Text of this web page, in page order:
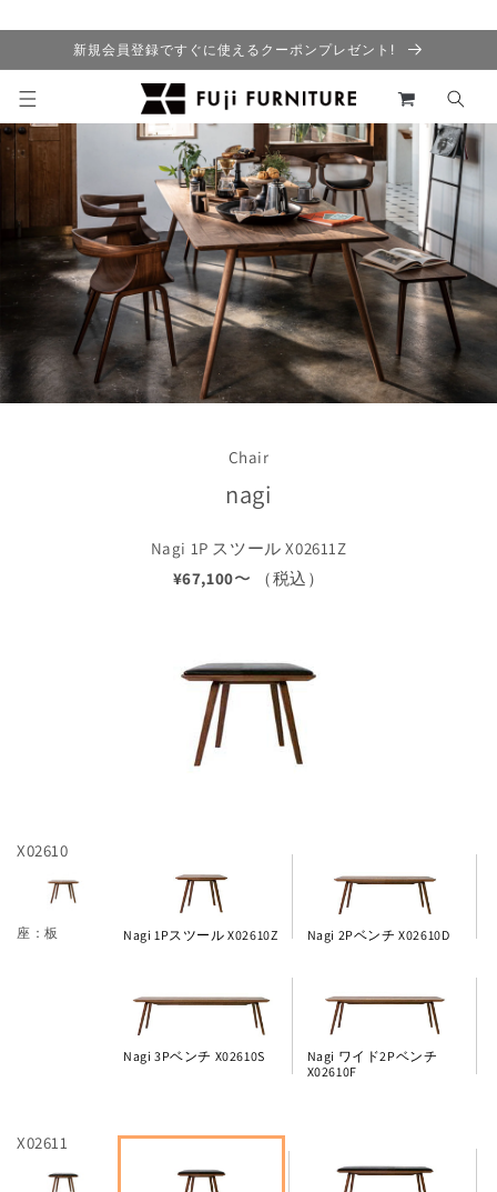
新規会員登録ですぐに使えるクーポンプレゼント!
カ
ー
ト
Chair
nagi
Nagi 1P スツール X02611Z
¥67,100〜 （税込）
X02610
座：板 Nagi 1Pスツール X02610Z Nagi 2Pベンチ X02610D
Nagi 3Pベンチ X02610S
Nagi ワイド2Pベンチ
X02610F
X02611